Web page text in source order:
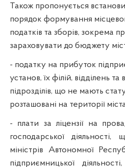
Також пропонується
порядок формування
податків та зборів, зокрема
зараховувати до бюджету
- податку на прибуток
установ, їх філій, відділень
підрозділів, що не мають
розташовані на території
- плати за ліцензії на
господарської
міністрів Автономної
підприємницької